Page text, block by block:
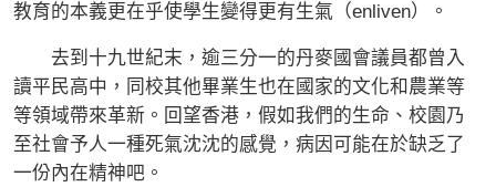
教育的本義更在乎使學生變得更有生氣（enliven）。
去到十九世紀末，逾三分一的丹麥國會議員都曾入
讀平民高中，同校其他畢業生也在國家的文化和農業等
等領域帶來革新。回望香港，假如我們的生命、校園乃
至社會予人一種死氣沈沈的感覺，病因可能在於缺乏了
一份內在精神吧。